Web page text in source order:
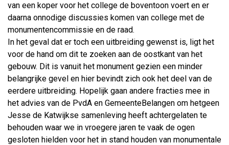
van een koper voor het college de boventoon voert en er
daarna onnodige discussies komen van college met de
monumentencommissie en de raad.
In het geval dat er toch een uitbreiding gewenst is, ligt het
voor de hand om dit te zoeken aan de oostkant van het
gebouw. Dit is vanuit het monument gezien een minder
belangrijke gevel en hier bevindt zich ook het deel van de
eerdere uitbreiding. Hopelijk gaan andere fracties mee in
het advies van de PvdA en GemeenteBelangen om hetgeen
Jesse de Katwijkse samenleving heeft achtergelaten te
behouden waar we in vroegere jaren te vaak de ogen
gesloten hielden voor het in stand houden van monumentale